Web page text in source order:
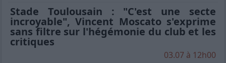
Stade Toulousain : "C'est une secte
incroyable", Vincent Moscato s'exprime
sans filtre sur l'hégémonie du club et les
critiques
03.07 à 12h00